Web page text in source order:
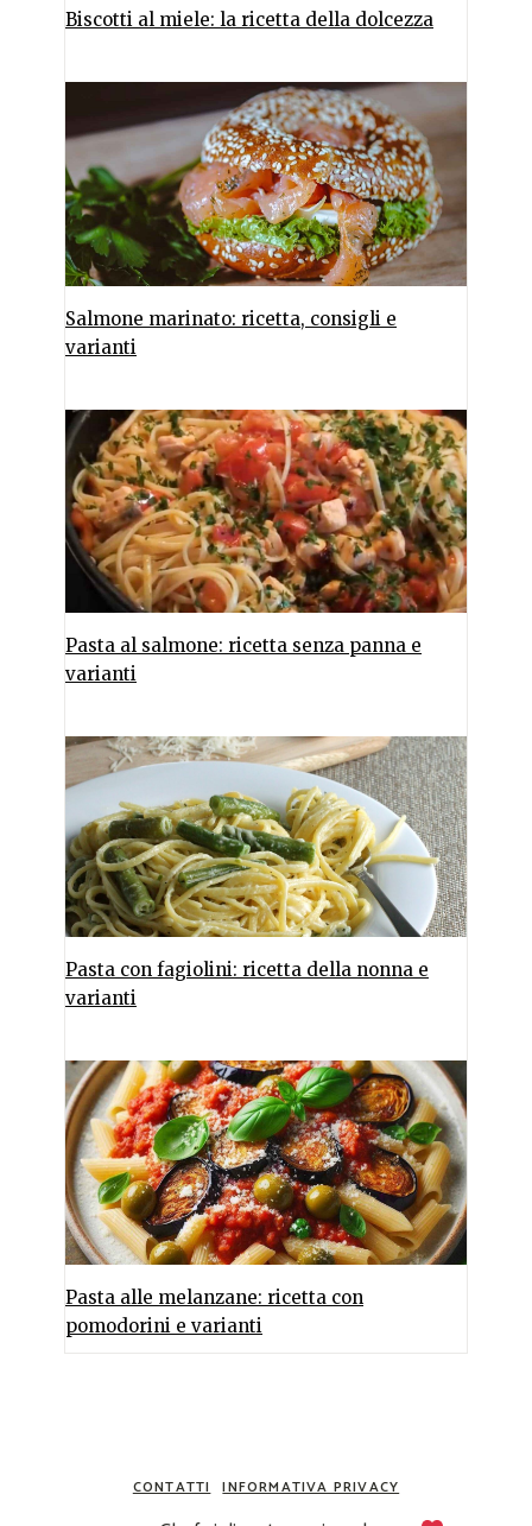
Biscotti al miele: la ricetta della dolcezza
Salmone marinato: ricetta, consigli e
varianti
Pasta al salmone: ricetta senza panna e
varianti
Pasta con fagiolini: ricetta della nonna e
varianti
Pasta alle melanzane: ricetta con
pomodorini e varianti
CONTATTI INFORMATIVA PRIVACY